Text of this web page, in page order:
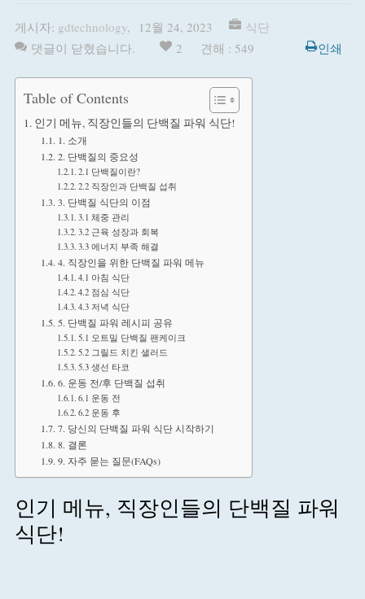
게시자: gdtechnology, 12월 24, 2023
식단
댓글이 닫혔습니다.
2 견해 : 549 인쇄
Table of Contents
인기 메뉴, 직장인들의 단백질 파워 식단!
1. 소개
2. 단백질의 중요성
2.1 단백질이란?
2.2 직장인과 단백질 섭취
3. 단백질 식단의 이점
3.1 체중 관리
3.2 근육 성장과 회복
3.3 에너지 부족 해결
4. 직장인을 위한 단백질 파워 메뉴
4.1 아침 식단
4.2 점심 식단
4.3 저녁 식단
5. 단백질 파워 레시피 공유
5.1 오트밀 단백질 팬케이크
5.2 그릴드 치킨 샐러드
5.3 생선 타코
6. 운동 전/후 단백질 섭취
6.1 운동 전
6.2 운동 후
7. 당신의 단백질 파워 식단 시작하기
8. 결론
9. 자주 묻는 질문(FAQs)
인기 메뉴, 직장인들의 단백질 파워
식단!